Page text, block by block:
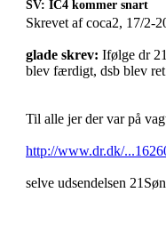
SV: IC4 kommer snart
Skrevet af coca2, 17/2-
glade skrev: Ifølge dr
blev færdigt, dsb blev
Til alle jer der var på
http://www.dr.dk/
selve udsendelsen